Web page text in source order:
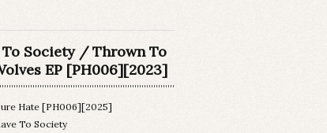
To Society / Thrown To
EP [PH006][2023]
Hate [PH006][2025]
To Society